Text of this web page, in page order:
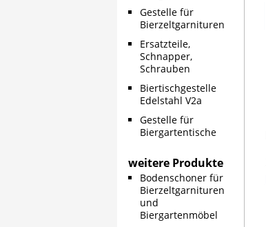
Gestelle für
Bierzeltgarnituren
Ersatzteile,
Schnapper,
Schrauben
Biertischgestelle
Edelstahl V2a
Gestelle für
Biergartentische
weitere Produkte
Bodenschoner für
Bierzeltgarnituren
und
Biergartenmöbel